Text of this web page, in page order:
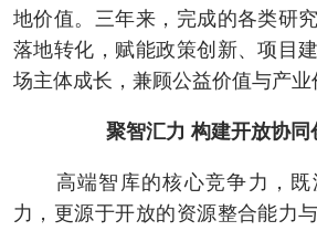
地价值。三年来，完成的各类研
落地转化，赋能政策创新、项目
场主体成长，兼顾公益价值与产业
聚智汇力 构建开放协同
高端智库的核心竞争力，既
力，更源于开放的资源整合能力